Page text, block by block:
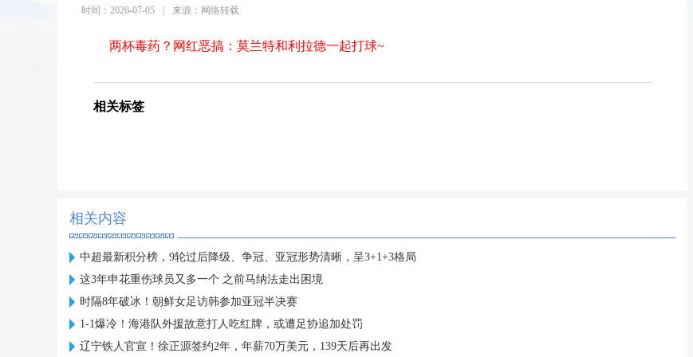
时间：2026-07-05 来源：网络转载
两杯毒药？网红恶搞：莫兰特和利拉德一起打球~
相关标签
相关内容
中超最新积分榜，9轮过后降级、争冠、亚冠形势清晰，呈3+1+3格局
这3年申花重伤球员又多一个 之前马纳法走出困境
时隔8年破冰！朝鲜女足访韩参加亚冠半决赛
1-1爆冷！海港队外援故意打人吃红牌，或遭足协追加处罚
辽宁铁人官宣！徐正源签约2年，年薪70万美元，139天后再出发